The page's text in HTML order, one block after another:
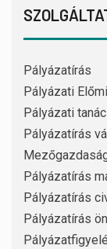
Pályázatírás
Pályázati
Pályázati
Pályázatírás
Pályázatírás
Pályázatírás
Pályázatírás